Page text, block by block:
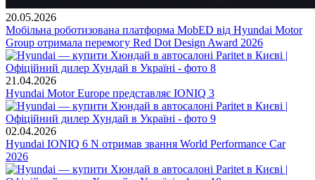
20.05.2026
Мобільна роботизована платформа MobED від Hyundai Motor
Group отримала перемогу Red Dot Design Award 2026
21.04.2026
Hyundai Motor Europe представляє IONIQ 3
02.04.2026
Hyundai IONIQ 6 N отримав звання World Performance Car
2026